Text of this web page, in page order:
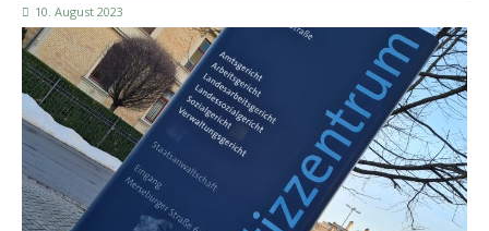
10. August 2023